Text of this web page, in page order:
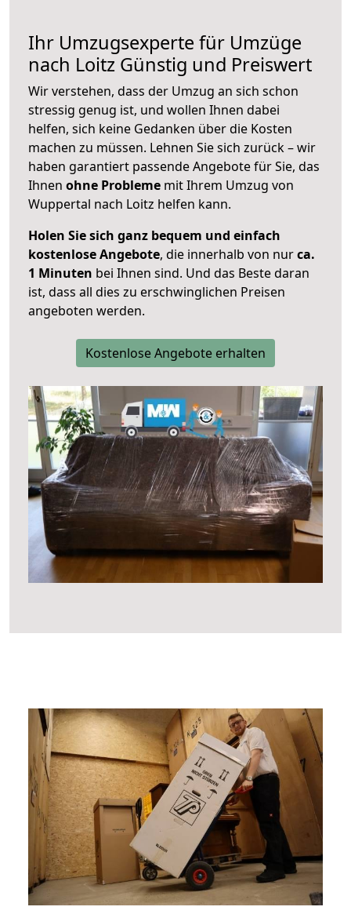
Ihr Umzugsexperte für Umzüge
nach Loitz Günstig und Preiswert
Wir verstehen, dass der Umzug an sich schon
stressig genug ist, und wollen Ihnen dabei
helfen, sich keine Gedanken über die Kosten
machen zu müssen. Lehnen Sie sich zurück – wir
haben garantiert passende Angebote für Sie, das
Ihnen ohne Probleme mit Ihrem Umzug von
Wuppertal nach Loitz helfen kann.
Holen Sie sich ganz bequem und einfach
kostenlose Angebote, die innerhalb von nurca.
1 Minuten bei Ihnen sind. Und das Beste daran
ist, dass all dies zu erschwinglichen Preisen
angeboten werden.
Kostenlose Angebote erhalten